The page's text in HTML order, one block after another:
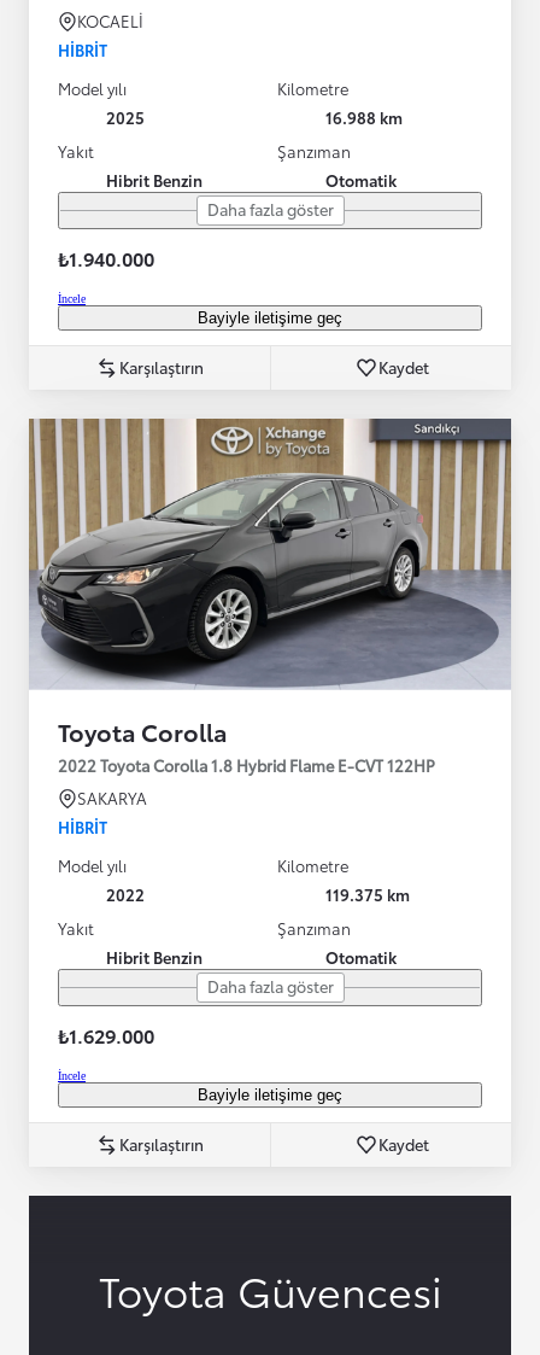
KOCAELİ
HIBRIT
Model yılı
2025
Kilometre
16.988 km
Yakıt
Hibrit Benzin
Şanzıman
Otomatik
Daha fazla göster
₺1.940.000
İncele
Bayiyle iletişime geç
Karşılaştırın Kaydet
Toyota Corolla
2022 Toyota Corolla 1.8 Hybrid Flame E-CVT 122HP
SAKARYA
HIBRIT
Model yılı
2022
Kilometre
119.375 km
Yakıt
Hibrit Benzin
Şanzıman
Otomatik
Daha fazla göster
₺1.629.000
İncele
Bayiyle iletişime geç
Karşılaştırın Kaydet
Toyota Güvencesi